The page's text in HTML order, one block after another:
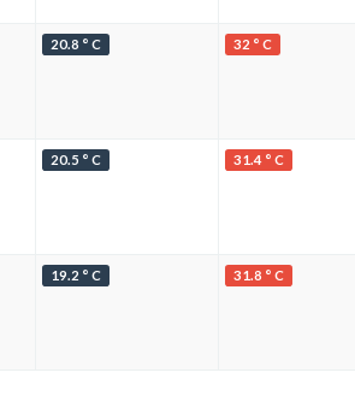
20.8 ° C 32 ° C
20.5 ° C 31.4 ° C
19.2 ° C 31.8 ° C